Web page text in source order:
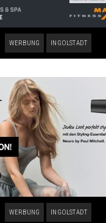
WERBUNG INGOLSTADT
WERBUNG INGOLSTADT